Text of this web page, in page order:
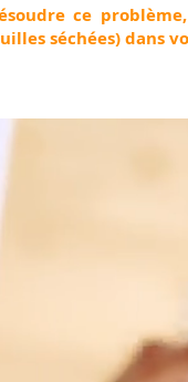
re ce
séchées) dans